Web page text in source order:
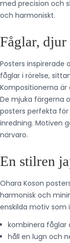
med precision och
och harmoniskt.
Fåglar, djur
Posters inspirerade
fåglar i rörelse,
Kompositionerna
De mjuka färgerna
posters perfekta för
inredning. Motiven
närvaro.
En stilren
Ohara Koson
harmonisk och
enskilda motiv som
kombinera
håll en lugn och